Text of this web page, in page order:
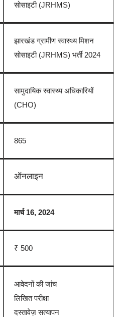
सोसाइटी (JRHMS)
झारखंड ग्रामीण स्वास्थ्य मिशन
सोसाइटी (JRHMS) भर्ती 2024
सामुदायिक स्वास्थ्य अधिकारियों
(CHO)
865
ऑनलाइन
मार्च 16, 2024
₹ 500
आवेदनों की जांच
लिखित परीक्षा
दस्तावेज़ सत्यापन